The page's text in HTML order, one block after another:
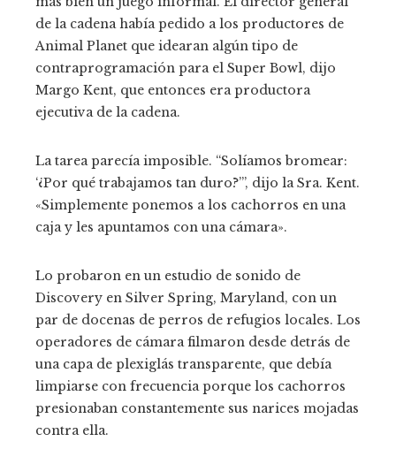
de la cadena había pedido a los productores de
Animal Planet que idearan algún tipo de
contraprogramación para el Super Bowl, dijo
Margo Kent, que entonces era productora
ejecutiva de la cadena.
La tarea parecía imposible. “Solíamos bromear:
‘¿Por qué trabajamos tan duro?’”, dijo la Sra. Kent.
«Simplemente ponemos a los cachorros en una
caja y les apuntamos con una cámara».
Lo probaron en un estudio de sonido de
Discovery en Silver Spring, Maryland, con un
par de docenas de perros de refugios locales. Los
operadores de cámara filmaron desde detrás de
una capa de plexiglás transparente, que debía
limpiarse con frecuencia porque los cachorros
presionaban constantemente sus narices mojadas
contra ella.